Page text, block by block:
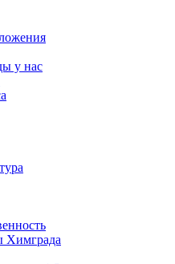
у нас
Химграда